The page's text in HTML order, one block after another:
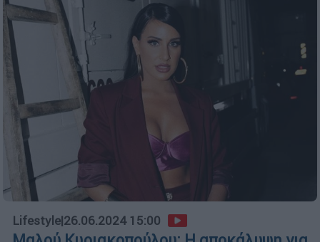
Lifestyle|26.06.2024 15:00